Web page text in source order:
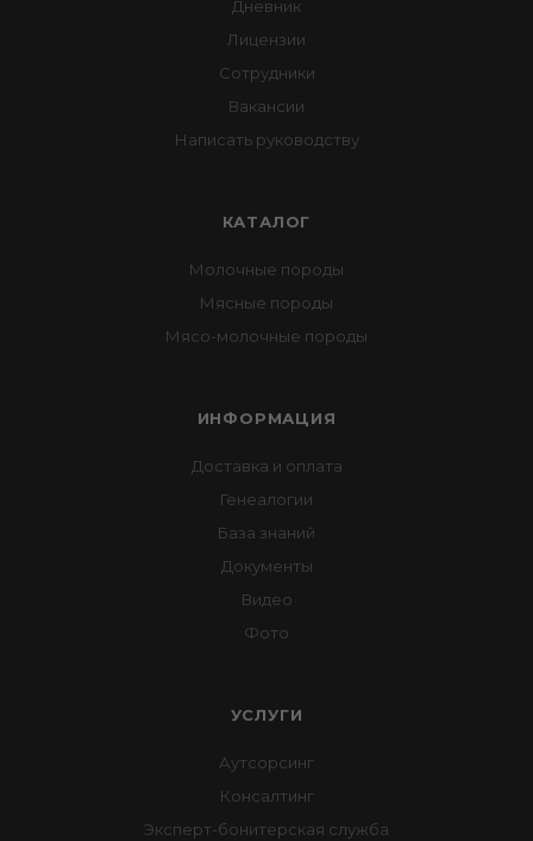
Дневник
Лицензии
Сотрудники
Вакансии
Написать руководству
КАТАЛОГ
Молочные породы
Мясные породы
Мясо-молочные породы
ИНФОРМАЦИЯ
Доставка и оплата
Генеалогии
База знаний
Документы
Видео
Фото
УСЛУГИ
Аутсорсинг
Консалтинг
Эксперт-бонитерская служба